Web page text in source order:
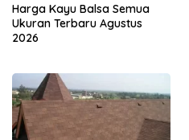
Harga Kayu Balsa Semua
Ukuran Terbaru Agustus
2026